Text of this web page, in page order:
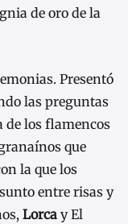
de oro de la
Presentó
las preguntas
de los flamencos
que
la que los
entre risas y
Lorca y El